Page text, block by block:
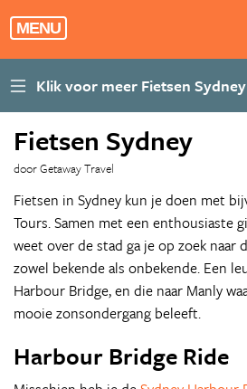
MENU
Fietsen Sydney
door Getaway Travel
Fietsen in Sydney kun je doen met
Tours. Samen met een enthousiaste
weet over de stad ga je op zoek naar
zowel bekende als onbekende. Een
Harbour Bridge, en die naar Manly
mooie zonsondergang beleeft.
Harbour Bridge Ride